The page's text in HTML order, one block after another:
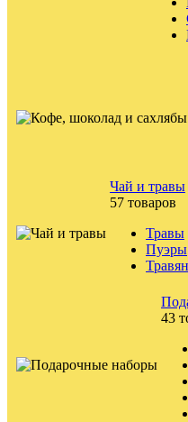
Чай и травы
57 товаров
Травы
Пуэры
43